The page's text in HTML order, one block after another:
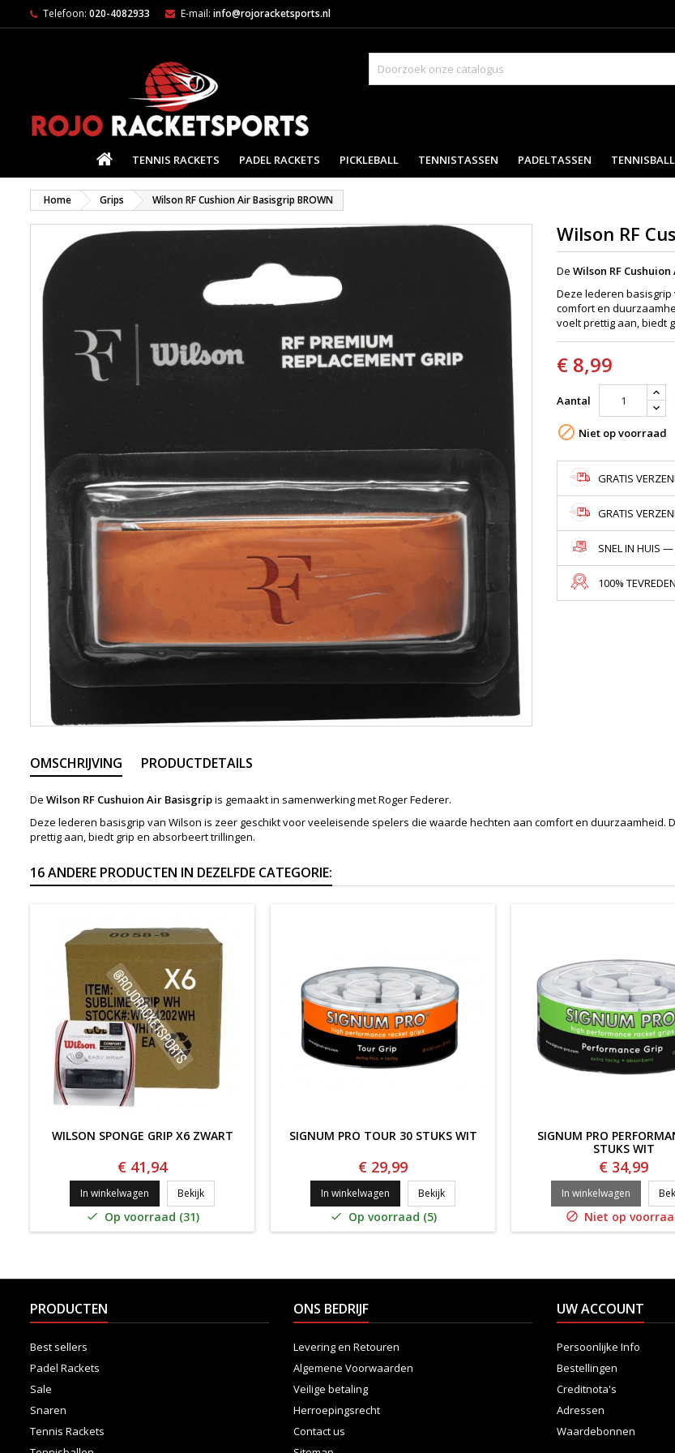
Telefoon: 020-4082933 E-mail: info@rojoracketsports.nl
HOMETENNIS RACKETS PADEL RACKETS PICKLEBALL TENNISTASSEN PADELTASSEN
Home Grips Wilson RF Cushion Air Basisgrip BROWN
Wilson RF
De Wilson RF
Deze lederen
comfort en
voelt prettig aan, biedt
€ 8,99
Aantal
 Niet op voorraad
GRATIS
GRATIS
SNEL IN HUIS —
100%
OMSCHRIJVING PRODUCTDETAILS
De Wilson RF Cushuion Air Basisgripis gemaakt in samenwerking met Roger Federer.
Deze lederen basisgrip van Wilson is zeer geschikt voor veeleisende spelers die waarde hechten aan comfort en
prettig aan, biedt grip en absorbeert trillingen.
16 ANDERE PRODUCTEN IN DEZELFDE CATEGORIE:
WILSON SPONGE GRIP X6 ZWART
€ 41,94
In winkelwagen BekijkWILSON SPONGE GRIP x6 ZWART
 Op voorraad (31)
SIGNUM PRO TOUR 30 STUKS WIT
€ 29,99
In winkelwagen BekijkSIGNUM PRO TOUR 30 STUKS WIT
 Op voorraad (5)
SIGNUM PRO
STUKS WIT
€ 34,99
In winkelwagen
 Niet op
PRODUCTEN
Best sellers
Padel Rackets
Sale
Snaren
Tennis Rackets
ONS BEDRIJF
Levering en Retouren
Algemene Voorwaarden
Veilige betaling
Herroepingsrecht
Contact us
UW ACCOUNT
Persoonlijke Info
Bestellingen
Creditnota's
Adressen
Waardebonnen